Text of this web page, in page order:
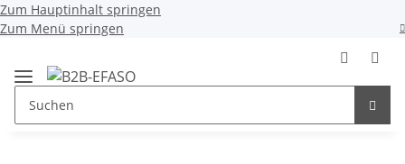
Zum Hauptinhalt springen
Zum Menü springen